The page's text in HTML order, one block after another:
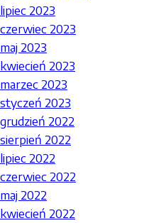
lipiec 2023
czerwiec 2023
maj 2023
kwiecień 2023
marzec 2023
styczeń 2023
grudzień 2022
sierpień 2022
lipiec 2022
czerwiec 2022
maj 2022
kwiecień 2022